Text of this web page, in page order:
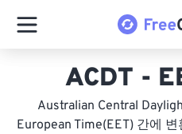
ACDT -
Australian Central
European Time(EET) 간에